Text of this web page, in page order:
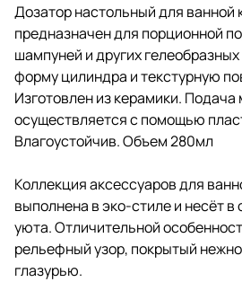
Дозатор настольный для ванной
предназначен для порционной
шампуней и других
форму цилиндра и текстурную
Изготовлен из керамики.
осуществляется с помощью
Влагоустойчив. Объем 280мл
Коллекция аксессуаров для
выполнена в эко-стиле и несёт в
уюта. Отличительной
рельефный узор, покрытый
глазурью.